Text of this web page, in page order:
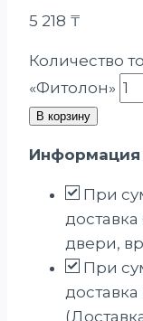
5 218 ₸
Количество
«Фитолон»
В корзину
Информация
При
двери,
При
доставка